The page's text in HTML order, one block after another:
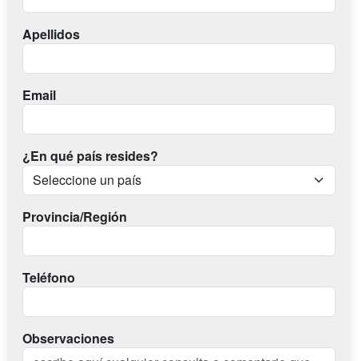
Apellidos
Email
¿En qué país resides?
Provincia/Región
Teléfono
Observaciones